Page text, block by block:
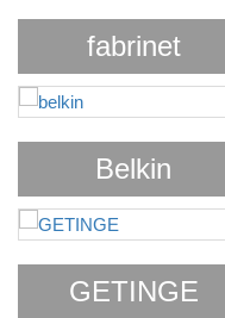
fabrinet
Belkin
GETINGE